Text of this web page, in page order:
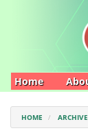
Navigation
Home
HOME